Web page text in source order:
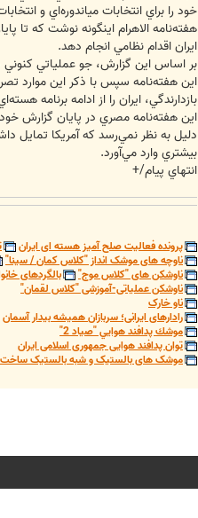
خود را براي انتخابات مياندوره‌اي و انتخابات
هفته‌نامه الاهرام اينگونه نوشت كه تا
ايران اقدام نظامي انجام دهد.
بر اساس اين گزارش، جو عملياتي
اين هفته‌نامه سپس با ذكر اين موارد
بازدارندگي، ايران را از ادامه برنامه
اين هفته‌نامه مصري در پايان گزارش
دليل به نظر نمي‌رسد كه آمريكا تمايل
بيشتري وارد مي‌آورد.
انتهاي پيام/+
پرونده فعالیت صلح آمیز هسته ای ایران
ناوچه های موشک انداز "کلاس کمان / سینا"
ناوشکن های "کلاس موج"
بالگردهای
ناوشکن عملیاتی-آموزشی "کلاس لقمان"
ناو خارک
رادارهای ایرانی؛ سربازان همیشه بیدار آسمان
موشك پدافند هوايي "صياد 2"
توان پدافند هوایی جمهوری اسلامی ایران
موشک های بالستیک و شبه بالستیک ساخت